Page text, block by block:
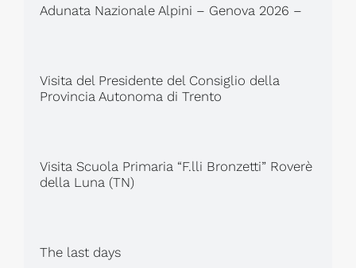
Adunata Nazionale Alpini – Genova 2026 –
Visita del Presidente del Consiglio della
Provincia Autonoma di Trento
Visita Scuola Primaria “F.lli Bronzetti” Roverè
della Luna (TN)
The last days